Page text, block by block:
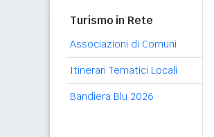
Turismo in Rete
Associazioni di Comuni
Itinerari Tematici Locali
Bandiera Blu 2026